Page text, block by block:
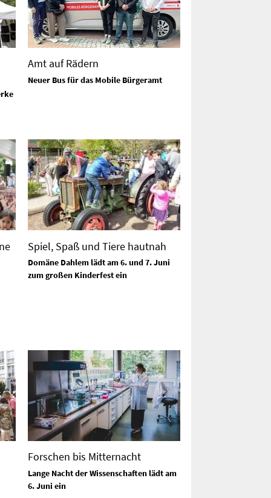
Amt auf Rädern
Neuer Bus für das Mobile Bürgeramt
Spiel, Spaß und Tiere hautnah
Domäne Dahlem lädt am 6. und 7. Juni
zum großen Kinderfest ein
Forschen bis Mitternacht
Lange Nacht der Wissenschaften lädt am
6. Juni ein